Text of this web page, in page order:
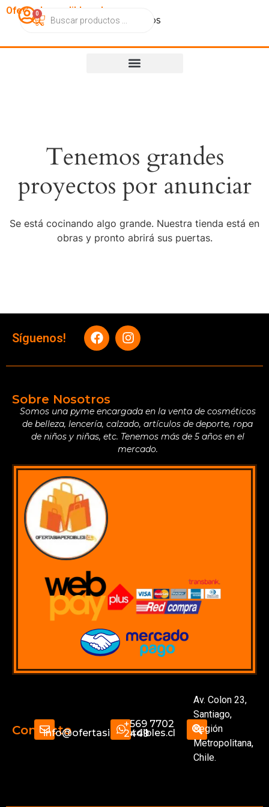
OfertasImperdibles.cl
CatálogoContactoNosotros
0
Tenemos grandes
proyectos por anunciar
Se está cocinando algo grande. Nuestra tienda está en
obras y pronto abrirá sus puertas.
Síguenos!
Sobre Nosotros
Somos una pyme encargada en la venta de cosméticos
de belleza, lencería, calzado, artículos de deporte, ropa
de niños y niñas, etc. Tenemos más de 5 años en el
mercado.
Contactoinfo@ofertasimperdibles.cl
+569 7702
2449
Av. Colon 23,
Santiago,
Región
Metropolitana,
Chile.